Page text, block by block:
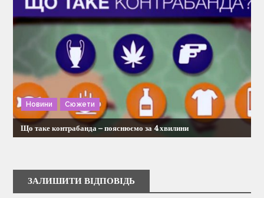
Новини Сюжети
Що таке контрабанда – пояснюємо за 4 хвилини
ЗАЛИШИТИ ВІДПОВІДЬ